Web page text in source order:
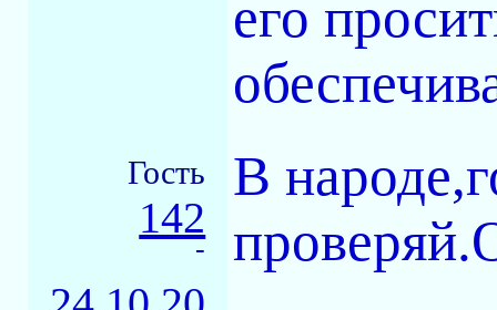
его
Гость
142
-
В